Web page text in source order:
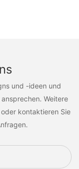
und -ideen und
Weitere
kontaktieren Sie